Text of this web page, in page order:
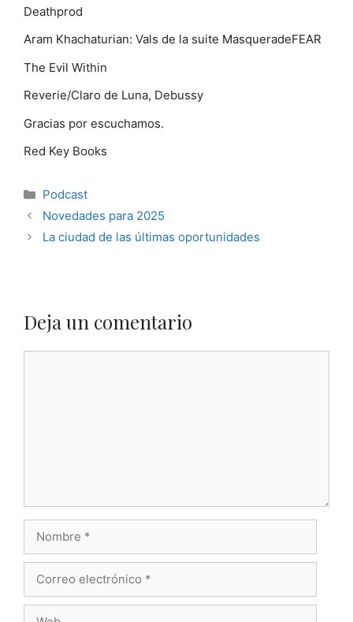
Deathprod
Aram Khachaturian: Vals de la suite MasqueradeFEAR
The Evil Within
Reverie/Claro de Luna, Debussy
Gracias por escuchamos.
Red Key Books
Categorías
Podcast
Novedades para 2025
La ciudad de las últimas oportunidades
Deja un comentario
electrónico